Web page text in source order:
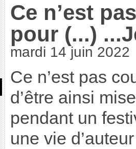
Ce n’est
pour (...)
mardi 14 juin 2022
Ce n’est pas
d’être ainsi
pendant un
une vie